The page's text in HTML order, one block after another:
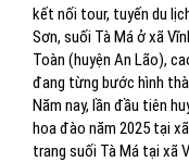
kết nối tour, tuyến du
Sơn, suối Tà Má ở xã
Toàn (huyện An Lão),
đang từng bước hình
Năm nay, lần đầu tiên
hoa đào năm 2025 tại
trang suối Tà Má tại xã